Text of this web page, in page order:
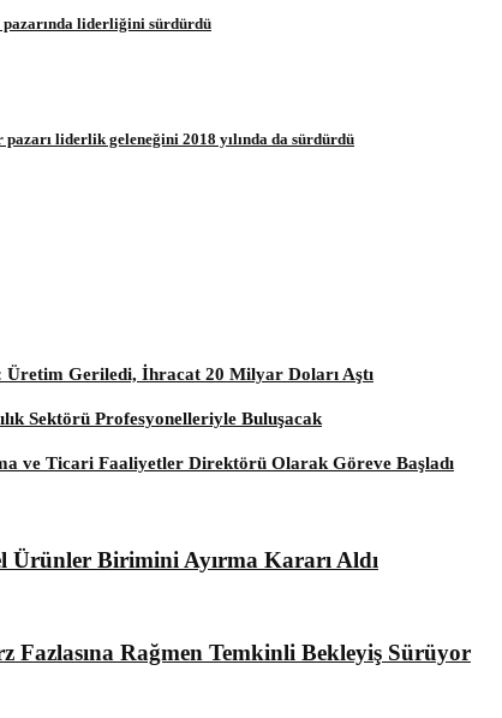
liderliğini sürdürdü
liderlik geleneğini 2018 yılında da sürdürdü
Geriledi, İhracat 20 Milyar Doları Aştı
Sektörü Profesyonelleriyle Buluşacak
ve Ticari Faaliyetler Direktörü Olarak Göreve Başladı
Ürünler Birimini Ayırma Kararı Aldı
Fazlasına Rağmen Temkinli Bekleyiş Sürüyor